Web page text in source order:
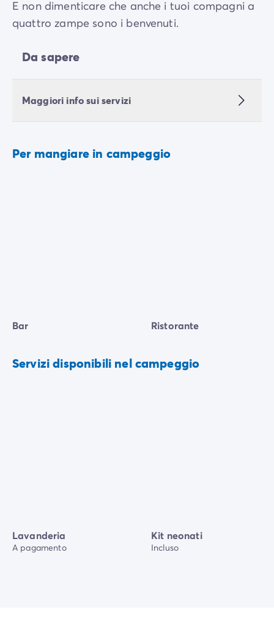
E non dimenticare che anche i tuoi compagni a
quattro zampe sono i benvenuti.
Da sapere
Maggiori info sui servizi
Per mangiare in campeggio
Bar Ristorante
Servizi disponibili nel campeggio
Lavanderia
A pagamento
Kit neonati
Incluso